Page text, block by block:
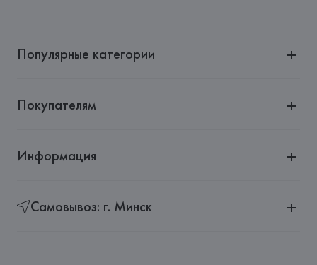
Популярные категории
Покупателям
Информация
Самовывоз: г. Минск